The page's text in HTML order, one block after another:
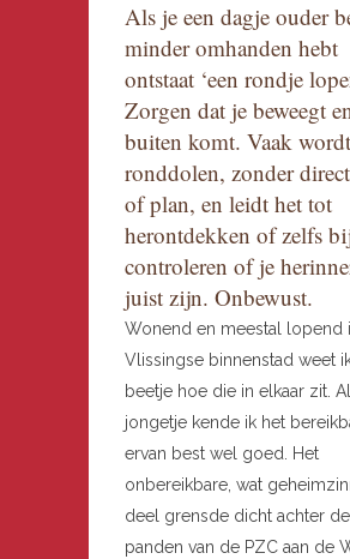
Als je een dagje ouder
minder omhanden hebt
ontstaat ‘een rondje
Zorgen dat je beweegt
buiten komt. Vaak
ronddolen, zonder
of plan, en leidt het tot
herontdekken of zelfs
controleren of je
juist zijn. Onbewust.
Wonend en meestal lopend
Vlissingse binnenstad weet ik
beetje hoe die in elkaar zit.
jongetje kende ik het
ervan best wel goed. Het
onbereikbare, wat
deel grensde dicht achter de
panden van de PZC aan de